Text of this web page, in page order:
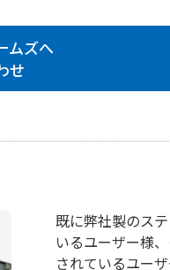
ムズへ
せ
既に弊社製のス
いるユーザー様
されているユーザ